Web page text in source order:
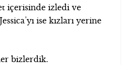
içerisinde izledi ve
ise kızları yerine
bizlerdik.